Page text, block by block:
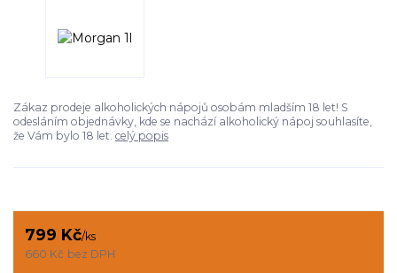
Zákaz prodeje alkoholických nápojů osobám mladším 18 let! S
odesláním objednávky, kde se nachází alkoholický nápoj souhlasíte,
že Vám bylo 18 let. celý popis
799 Kč/ks
660 Kč bez DPH